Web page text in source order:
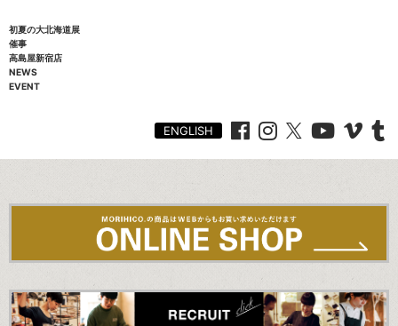
初夏の大北海道展
催事
高島屋新宿店
NEWS
EVENT
ENGLISH